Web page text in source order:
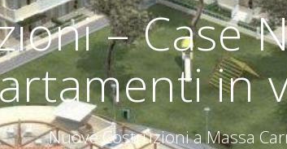
– Case
in
Nuove Costruzioni a Massa